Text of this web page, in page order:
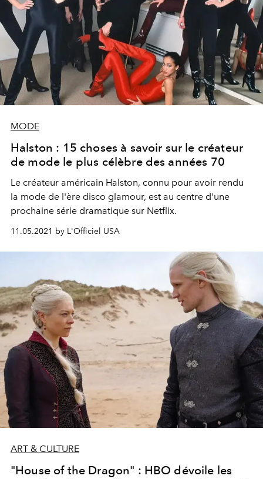
MODE
Halston : 15 choses à savoir sur le créateur
de mode le plus célèbre des années 70
Le créateur américain Halston, connu pour avoir rendu
la mode de l'ère disco glamour, est au centre d'une
prochaine série dramatique sur Netflix.
11.05.2021 by L'Officiel USA
ART & CULTURE
"House of the Dragon" : HBO dévoile les